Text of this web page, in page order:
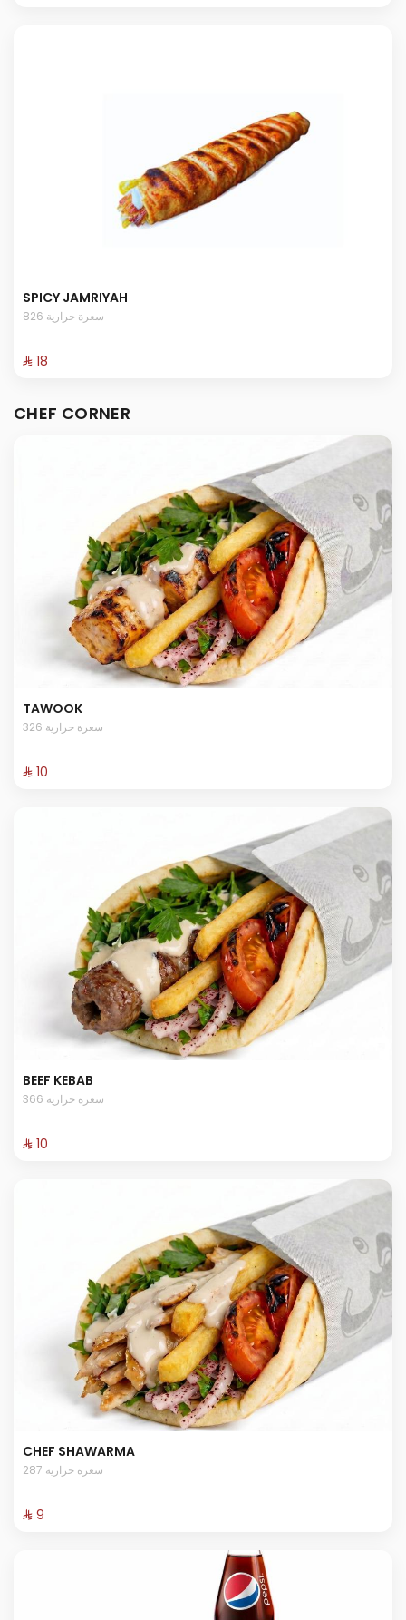
SPICY JAMRIYAH
826 سعرة حرارية
⁨⁦‪‬ 18⁩
CHEF CORNER
TAWOOK
326 سعرة حرارية
⁨⁦‪‬ 10⁩
BEEF KEBAB
366 سعرة حرارية
⁨⁦‪‬ 10⁩
CHEF SHAWARMA
287 سعرة حرارية
⁨⁦‪‬ 9⁩